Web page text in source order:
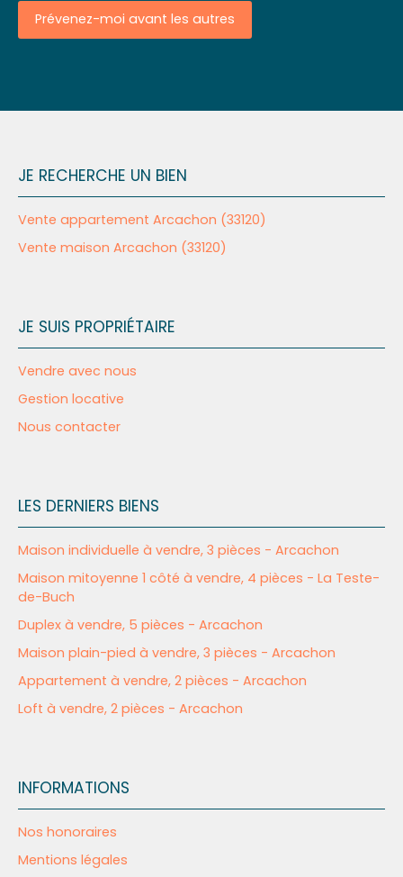
Prévenez-moi avant les autres
JE RECHERCHE UN BIEN
Vente appartement Arcachon (33120)
Vente maison Arcachon (33120)
JE SUIS PROPRIÉTAIRE
Vendre avec nous
Gestion locative
Nous contacter
LES DERNIERS BIENS
Maison individuelle à vendre, 3 pièces - Arcachon
Maison mitoyenne 1 côté à vendre, 4 pièces - La Teste-
de-Buch
Duplex à vendre, 5 pièces - Arcachon
Maison plain-pied à vendre, 3 pièces - Arcachon
Appartement à vendre, 2 pièces - Arcachon
Loft à vendre, 2 pièces - Arcachon
INFORMATIONS
Nos honoraires
Mentions légales